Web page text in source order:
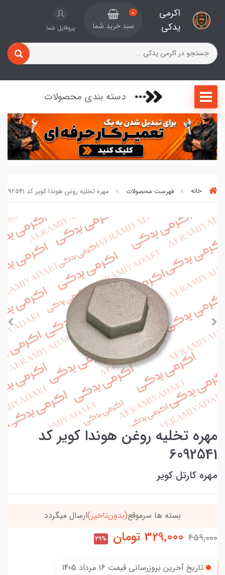
اکرمی
یدکی
0
سبد خرید شما پروفایل شما
دسته بندی محصولات
خانه فهرست محصولات مهره تخلیه روغن هوندا کویر کد 6092541
مهره تخلیه روغن هوندا کویر کد
6092541
مهره کارتل کویر
بسته ها سرموقع(بدون‌تاخیر)ارسال میگردد
459,000
329,000 تومان 29%
تاریخ آخرین بروزرسانی قیمت 16 مرداد 1405